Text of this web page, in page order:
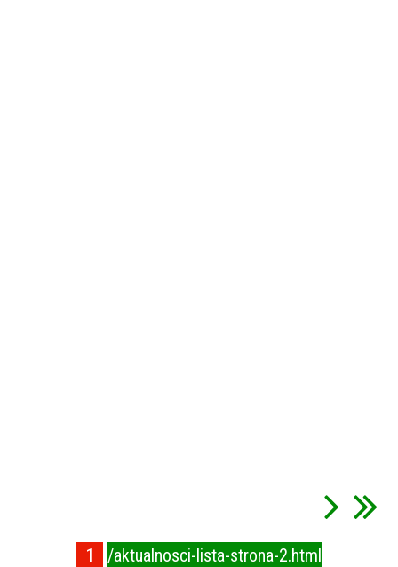
1 /aktualnosci-lista-strona-2.html